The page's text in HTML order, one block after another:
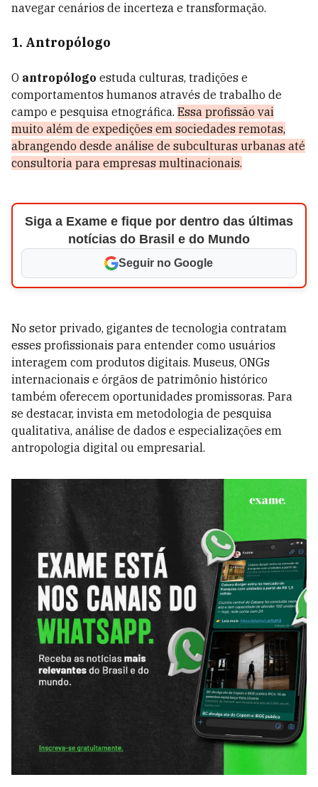
navegar cenários de incerteza e transformação.
1. Antropólogo
O antropólogo estuda culturas, tradições e
comportamentos humanos através de trabalho de
campo e pesquisa etnográfica. Essa profissão vai
muito além de expedições em sociedades remotas,
abrangendo desde análise de subculturas urbanas até
consultoria para empresas multinacionais.
Siga a Exame e fique por dentro das últimas
notícias do Brasil e do Mundo
Seguir no Google
No setor privado, gigantes de tecnologia contratam
esses profissionais para entender como usuários
interagem com produtos digitais. Museus, ONGs
internacionais e órgãos de patrimônio histórico
também oferecem oportunidades promissoras. Para
se destacar, invista em metodologia de pesquisa
qualitativa, análise de dados e especializações em
antropologia digital ou empresarial.